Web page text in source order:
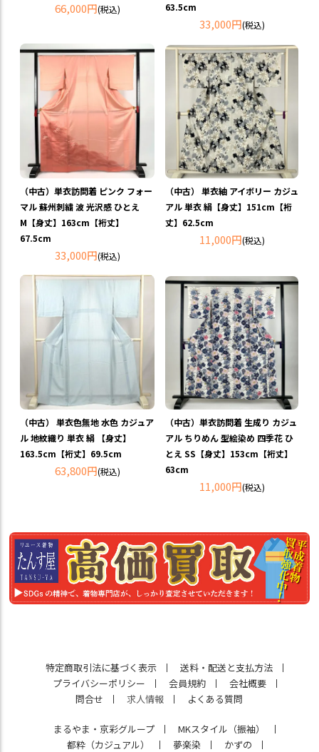
66,000円(税込)
63.5cm
33,000円(税込)
（中古）単衣訪問着 ピンク フォー
マル 蘇州刺繍 波 光沢感 ひとえ
M【身丈】163cm【裄丈】
67.5cm
33,000円(税込)
（中古） 単衣紬 アイボリー カジュ
アル 単衣 絹【身丈】151cm【裄
丈】62.5cm
11,000円(税込)
（中古） 単衣色無地 水色 カジュア
ル 地紋織り 単衣 絹 【身丈】
163.5cm【裄丈】69.5cm
63,800円(税込)
（中古）単衣訪問着 生成り カジュ
アル ちりめん 型絵染め 四季花 ひ
とえ SS【身丈】153cm【裄丈】
63cm
11,000円(税込)
特定商取引法に基づく表示
送料・配送と支払方法
プライバシーポリシー
会員規約
会社概要
問合せ
求人情報 よくある質問
まるやま・京彩グループ
MKスタイル（振袖）
都粋（カジュアル）
夢楽染 かずの